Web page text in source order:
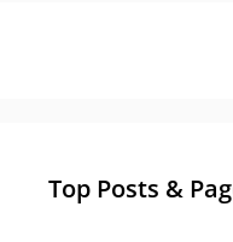
Top Posts &